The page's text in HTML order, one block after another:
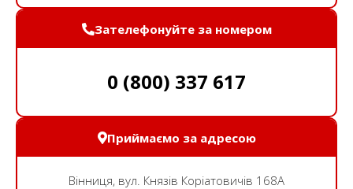
Зателефонуйте за номером
0 (800) 337 617
Приймаємо за адресою
Вінниця, вул. Князів Коріатовичів 168A